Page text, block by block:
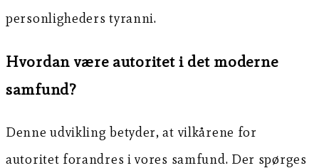
personligheders tyranni.
Hvordan være autoritet i det moderne
samfund?
Denne udvikling betyder, at vilkårene for
autoritet forandres i vores samfund. Der spørges